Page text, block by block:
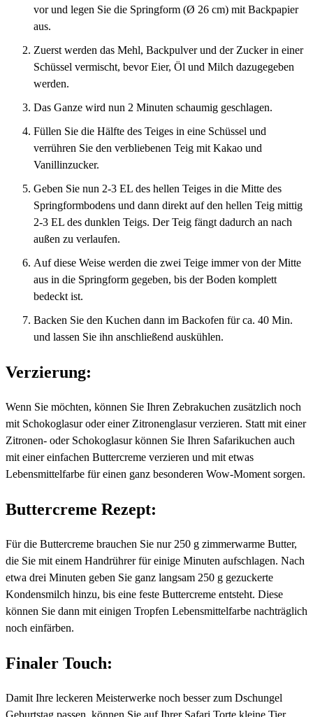
vor und legen Sie die Springform (Ø 26 cm) mit Backpapier
aus.
Zuerst werden das Mehl, Backpulver und der Zucker in einer
Schüssel vermischt, bevor Eier, Öl und Milch dazugegeben
werden.
Das Ganze wird nun 2 Minuten schaumig geschlagen.
Füllen Sie die Hälfte des Teiges in eine Schüssel und
verrühren Sie den verbliebenen Teig mit Kakao und
Vanillinzucker.
Geben Sie nun 2-3 EL des hellen Teiges in die Mitte des
Springformbodens und dann direkt auf den hellen Teig mittig
2-3 EL des dunklen Teigs. Der Teig fängt dadurch an nach
außen zu verlaufen.
Auf diese Weise werden die zwei Teige immer von der Mitte
aus in die Springform gegeben, bis der Boden komplett
bedeckt ist.
Backen Sie den Kuchen dann im Backofen für ca. 40 Min.
und lassen Sie ihn anschließend auskühlen.
Verzierung:
Wenn Sie möchten, können Sie Ihren Zebrakuchen zusätzlich noch
mit Schokoglasur oder einer Zitronenglasur verzieren. Statt mit einer
Zitronen- oder Schokoglasur können Sie Ihren Safarikuchen auch
mit einer einfachen Buttercreme verzieren und mit etwas
Lebensmittelfarbe für einen ganz besonderen Wow-Moment sorgen.
Buttercreme Rezept:
Für die Buttercreme brauchen Sie nur 250 g zimmerwarme Butter,
die Sie mit einem Handrührer für einige Minuten aufschlagen. Nach
etwa drei Minuten geben Sie ganz langsam 250 g gezuckerte
Kondensmilch hinzu, bis eine feste Buttercreme entsteht. Diese
können Sie dann mit einigen Tropfen Lebensmittelfarbe nachträglich
noch einfärben.
Finaler Touch:
Damit Ihre leckeren Meisterwerke noch besser zum Dschungel
Geburtstag passen, können Sie auf Ihrer Safari Torte kleine Tier